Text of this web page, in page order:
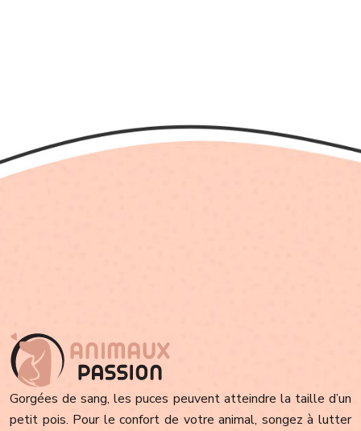
Gorgées de sang, les puces peuvent atteindre la taille d’un
petit pois. Pour le confort de votre animal, songez à lutter